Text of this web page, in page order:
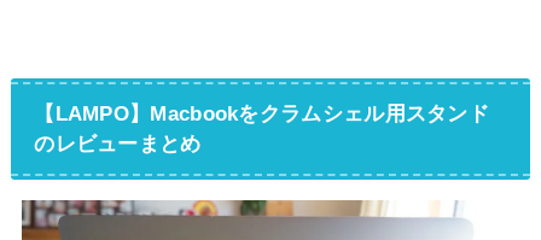
【LAMPO】Macbookをクラムシェル用スタンド
のレビューまとめ